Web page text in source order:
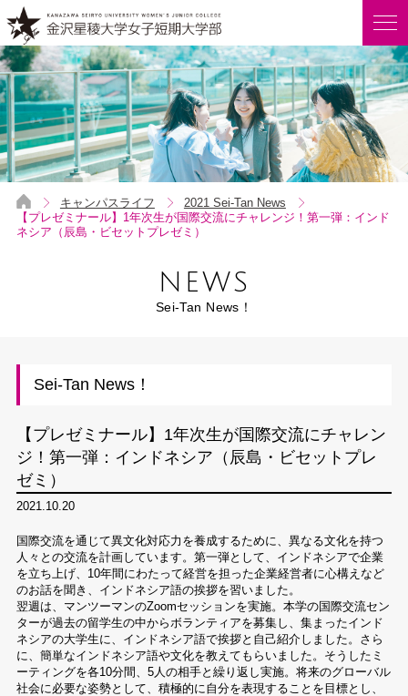
キャンパスライフ
2021 Sei-Tan News
【プレゼミナール】1年次生が国際交流にチャレンジ！第一弾：インド
ネシア（辰島・ビセットプレゼミ）
NEWS
Sei-Tan News！
Sei-Tan News！
【プレゼミナール】1年次生が国際交流にチャレン
ジ！第一弾：インドネシア（辰島・ビセットプレ
ゼミ）
2021.10.20
国際交流を通じて異文化対応力を養成するために、異なる文化を持つ
人々との交流を計画しています。第一弾として、インドネシアで企業
を立ち上げ、10年間にわたって経営を担った企業経営者に心構えなど
のお話を聞き、インドネシア語の挨拶を習いました。
翌週は、マンツーマンのZoomセッションを実施。本学の国際交流セン
ターが過去の留学生の中からボランティアを募集し、集まったインド
ネシアの大学生に、インドネシア語で挨拶と自己紹介しました。さら
に、簡単なインドネシア語や文化を教えてもらいました。そうしたミ
ーティングを各10分間、5人の相手と繰り返し実施。将来のグローバル
社会に必要な姿勢として、積極的に自分を表現することを目標とし、